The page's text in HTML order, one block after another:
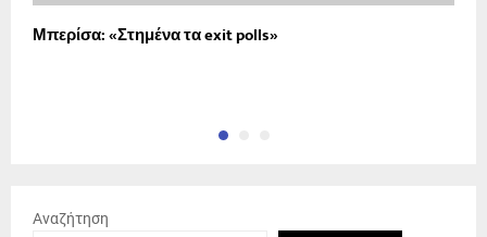
Μπερίσα: «Στημένα τα exit polls»
Αναζήτηση